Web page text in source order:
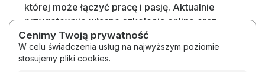
której może łączyć pracę i pasję. Aktualnie
przygotowuje własne szkolenia online oraz
katalog produktów cyfrowych. Kolejne
przystanki swojej wirtualnej wędrówki opisuje
na blogu Web To Learn.
Cenimy Twoją prywatność
W celu świadczenia usług na najwyższym poziomie
stosujemy pliki cookies.